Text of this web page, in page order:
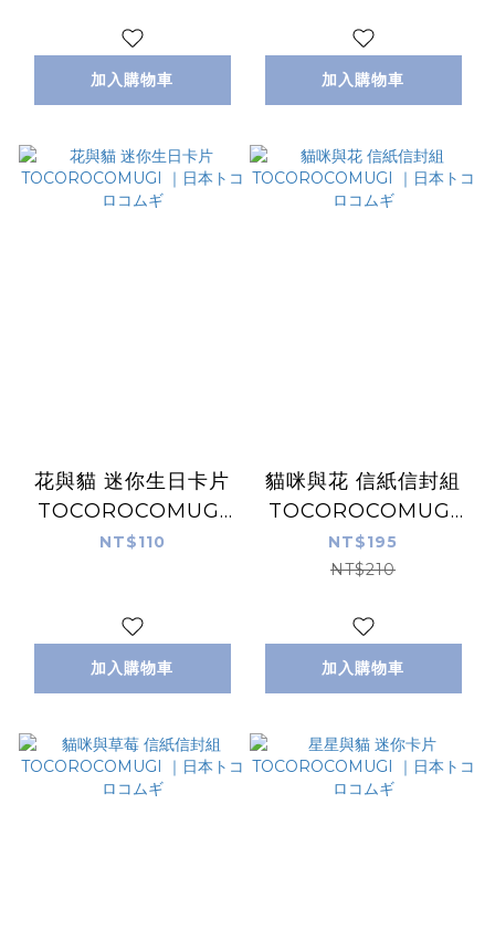
加入購物車 加入購物車
花與貓 迷你生日卡片
TOCOROCOMUGI
｜日本トコロコムギ
NT$110
加入購物車
貓咪與花 信紙信封組
TOCOROCOMUGI
｜日本トコロコムギ
NT$195
NT$210
加入購物車